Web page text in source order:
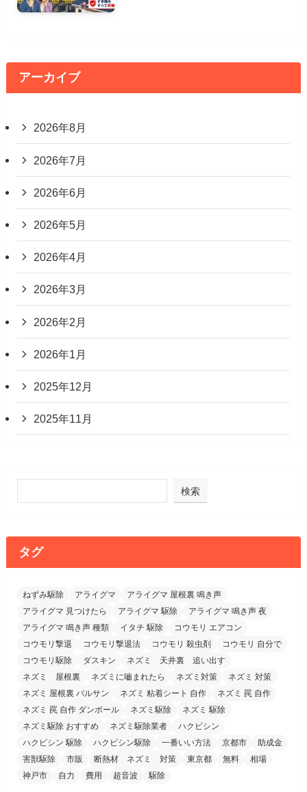
アーカイブ
2026年8月
2026年7月
2026年6月
2026年5月
2026年4月
2026年3月
2026年2月
2026年1月
2025年12月
2025年11月
検索
タグ
ねずみ駆除 アライグマ
アライグマ 屋根裏 鳴き声
アライグマ 見つけたら
アライグマ 駆除
アライグマ 鳴き声 夜
アライグマ 鳴き声 種類
イタチ 駆除
コウモリ エアコン
コウモリ撃退
コウモリ撃退法 コウモリ 殺虫剤
コウモリ 自分で
コウモリ駆除
ダスキン
ネズミ 天井裏 追い出す
ネズミ 屋根裏
ネズミに嚙まれたら ネズミ対策
ネズミ 対策
ネズミ 屋根裏 バルサン
ネズミ 粘着シート 自作
ネズミ 罠 自作
ネズミ 罠 自作 ダンボール
ネズミ駆除
ネズミ 駆除
ネズミ駆除 おすすめ
ネズミ駆除業者
ハクビシン
ハクビシン 駆除
ハクビシン駆除 一番いい方法 京都市
助成金
害獣駆除
市販 断熱材 ネズミ 対策 東京都 無料
相場
神戸市
自力 費用 超音波 駆除